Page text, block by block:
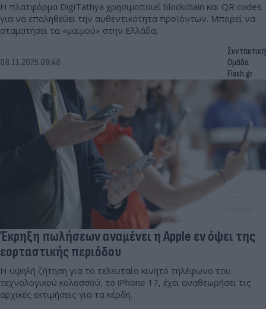
Η πλατφόρμα DigiTathya χρησιμοποιεί blockchain και QR codes
για να επαληθεύει την αυθεντικότητα προϊόντων. Μπορεί να
σταματήσει τα «μαϊμού» στην Ελλάδα;
08.11.2025 09:48
Συντακτική
Ομάδα
Flash.gr
Έκρηξη πωλήσεων αναμένει η Apple εν όψει της
εορταστικής περιόδου
H υψηλή ζήτηση για το τελευταίο κινητό τηλέφωνο του
τεχνολογικού κολοσσού, το iPhone 17, έχει αναθεωρήσει τις
αρχικές εκτιμήσεις για τα κέρδη.